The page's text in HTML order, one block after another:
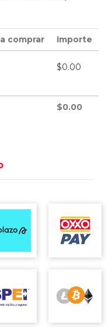
comprar Importe
$0.00
$0.00